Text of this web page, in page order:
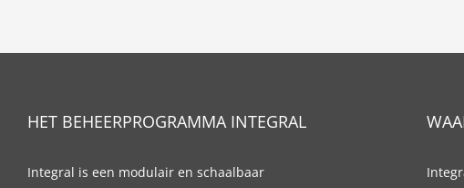
HET BEHEERPROGRAMMA INTEGRAL
Integral is een modulair en schaalbaar